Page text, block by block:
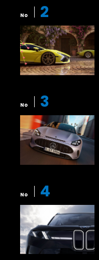
No 2
No 3
No 4